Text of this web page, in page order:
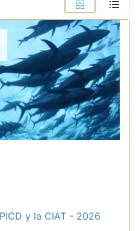
y la CIAT - 2026